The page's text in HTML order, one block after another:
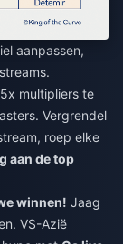
aanpassen,
multipliers te
Vergrendel
roep elke
aan de top
winnen! Jaag
VS-Azië